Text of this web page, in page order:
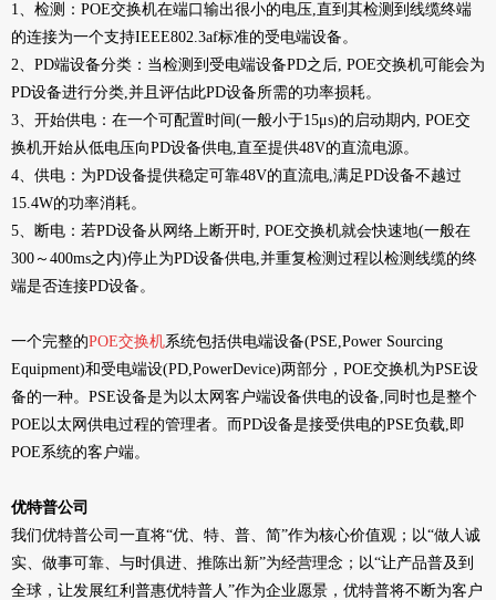
1、检测：POE交换机在端口输出很小的电压,直到其检测到线缆终端
的连接为一个支持IEEE802.3af标准的受电端设备。
2、PD端设备分类：当检测到受电端设备PD之后, POE交换机可能会为
PD设备进行分类,并且评估此PD设备所需的功率损耗。
3、开始供电：在一个可配置时间(一般小于15μs)的启动期内, POE交
换机开始从低电压向PD设备供电,直至提供48V的直流电源。
4、供电：为PD设备提供稳定可靠48V的直流电,满足PD设备不越过
15.4W的功率消耗。
5、断电：若PD设备从网络上断开时, POE交换机就会快速地(一般在
300～400ms之内)停止为PD设备供电,并重复检测过程以检测线缆的终
端是否连接PD设备。
一个完整的POE交换机系统包括供电端设备(PSE,Power Sourcing
Equipment)和受电端设(PD,PowerDevice)两部分，POE交换机为PSE设
备的一种。PSE设备是为以太网客户端设备供电的设备,同时也是整个
POE以太网供电过程的管理者。而PD设备是接受供电的PSE负载,即
POE系统的客户端。
优特普公司
我们优特普公司一直将“优、特、普、简”作为核心价值观；以“做人诚
实、做事可靠、与时俱进、推陈出新”为经营理念；以“让产品普及到
全球，让发展红利普惠优特普人”作为企业愿景，优特普将不断为客户